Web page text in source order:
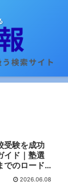
受験を成功
イド｜塾選
でのロード
2026.06.08